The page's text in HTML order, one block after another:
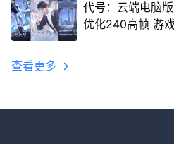
代号：云端电脑
优化240高帧 游
查看更多